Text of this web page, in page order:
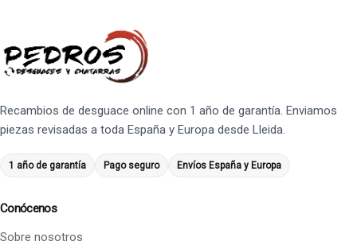
Recambios de desguace online con 1 año de garantía. Enviamos
piezas revisadas a toda España y Europa desde Lleida.
1 año de garantía Pago seguro Envíos España y Europa
Conócenos
Sobre nosotros